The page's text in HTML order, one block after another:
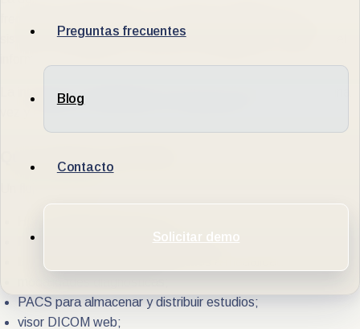
Preguntas frecuentes
Blog
Contacto
Solicitar demo
sistema administrativo, el RIS, las modalidades, el PACS y el
La integración HIS/RIS/PACS busca que cada dato nazca una
RIS para turnos, admisión e informes;
PACS para almacenar y distribuir estudios;
visor DICOM web;